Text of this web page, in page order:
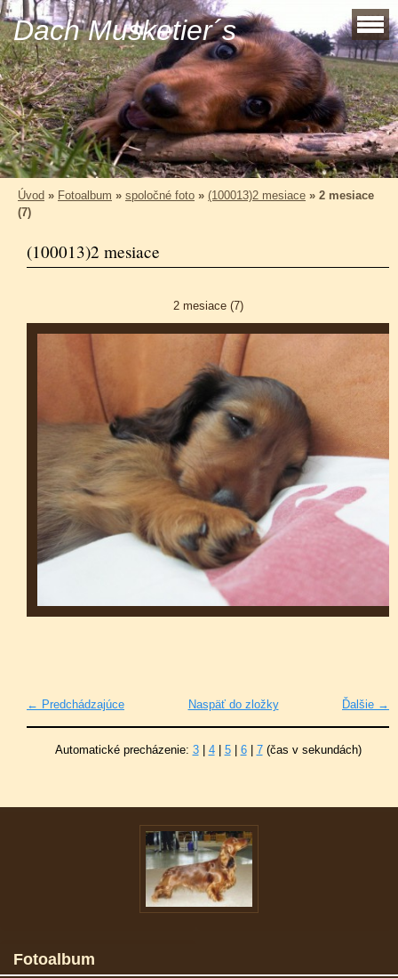
Dach Musketier´s
Úvod » Fotoalbum » spoločné foto » (100013)2 mesiace » 2 mesiace
(7)
(100013)2 mesiace
2 mesiace (7)
← Predchádzajúce Ďalšie →
Naspäť do zložky
Automatické precházenie: 3| 4| 5| 6| 7(čas v sekundách)
Fotoalbum